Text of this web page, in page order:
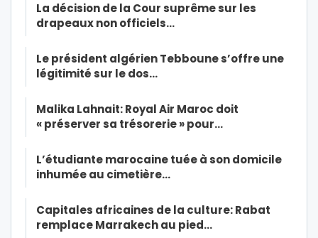
La décision de la Cour suprême sur les
drapeaux non officiels…
Le président algérien Tebboune s’offre une
légitimité sur le dos…
Malika Lahnait: Royal Air Maroc doit
« préserver sa trésorerie » pour…
L’étudiante marocaine tuée à son domicile
inhumée au cimetière…
Capitales africaines de la culture: Rabat
remplace Marrakech au pied…